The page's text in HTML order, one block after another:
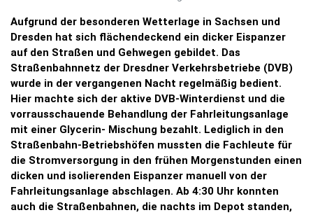
Aufgrund der besonderen Wetterlage in Sachsen und
Dresden hat sich flächendeckend ein dicker Eispanzer
auf den Straßen und Gehwegen gebildet. Das
Straßenbahnnetz der Dresdner Verkehrsbetriebe (DVB)
wurde in der vergangenen Nacht regelmäßig bedient.
Hier machte sich der aktive DVB-Winterdienst und die
vorrausschauende Behandlung der Fahrleitungsanlage
mit einer Glycerin- Mischung bezahlt. Lediglich in den
Straßenbahn-Betriebshöfen mussten die Fachleute für
die Stromversorgung in den frühen Morgenstunden einen
dicken und isolierenden Eispanzer manuell von der
Fahrleitungsanlage abschlagen. Ab 4:30 Uhr konnten
auch die Straßenbahnen, die nachts im Depot standen,